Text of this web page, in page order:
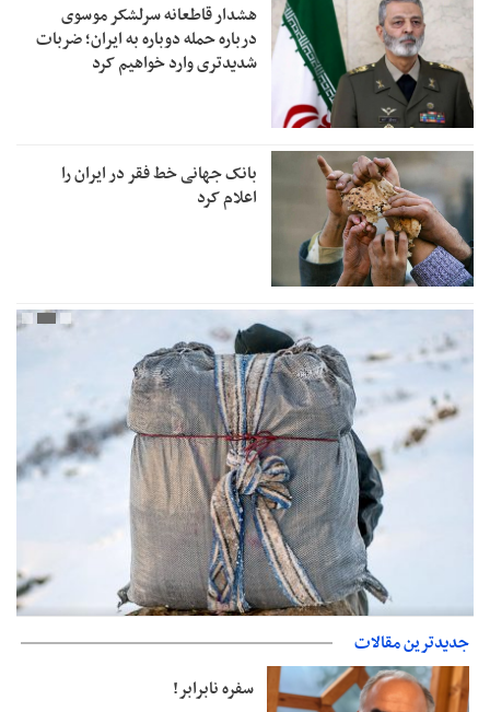
هشدار قاطعانه سرلشکر موسوی
درباره حمله دوباره به ایران؛ ضربات
شدیدتری وارد خواهیم کرد
بانک جهانی خط فقر در ایران را
اعلام کرد
حمایت از مرزنشینان نباید به زیان تولید باشد/مواد اولیه با کولبری
وارد شود
جدیدترین مقالات
سفره نابرابر!